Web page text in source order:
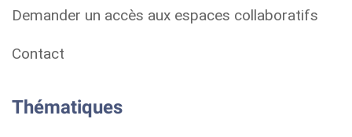
Demander un accès aux espaces collaboratifs
Contact
Thématiques